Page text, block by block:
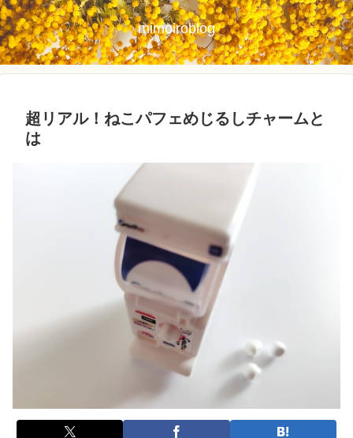
mimoiroblog
超リアル！ねこパフェめじるしチャームと
は